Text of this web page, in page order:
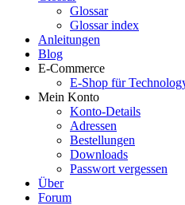
Glossar
Glossar index
Anleitungen
Blog
E-Commerce
E-Shop für
Mein Konto
Konto-Details
Adressen
Bestellungen
Downloads
Passwort vergessen
Über
Forum